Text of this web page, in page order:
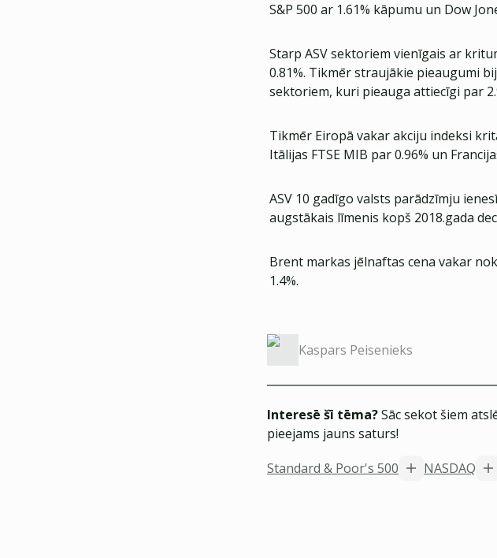
S&P 500 ar 1.61% kāpumu un Dow
Starp ASV sektoriem vienīgais ar
0.81%. Tikmēr straujākie pieaugumi
sektoriem, kuri pieauga attiecīgi par
Tikmēr Eiropā vakar akciju indeksi
Itālijas FTSE MIB par 0.96% un
ASV 10 gadīgo valsts parādzīmju
augstākais līmenis kopš 2018.gada
Brent markas jēlnaftas cena vakar
1.4%.
Kaspars Peisenieks
Interesē šī tēma?Sāc sekot šiem
pieejams jauns saturs!
Standard & Poor's 500
NASDAQ